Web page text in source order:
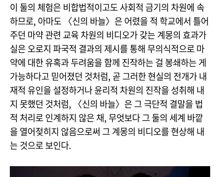
이 둘의 체험은 비합법적이고도 사회적 금기의 차원에 속
하므로, 아마도 〈신의 바늘〉은 어렸을 적 학교에서 틀어
주던 마약 관련 교육 차원의 비디오가 갖는 계몽의 효과가
실은 오로지 파국적 결과의 제시를 통해 무의식적으로 마
약에 대한 유혹과 두려움을 함께 진작하는 걸 봉쇄하는 게
가능하다고 믿어졌던 것처럼, 곧 그러한 현실의 전개가 내
재적 유인을 설정하거나 윤리적 차원의 진작을 성취해 내
지 못했던 것처럼, 〈신의 바늘〉은 그 극단적 결말을 법
적 처리로 인계하지 않은 채, 무엇보다 그 둘의 세계 바깥
을 열어젖히지 않음으로써 그 계몽의 비디오를 현상해 내
는 것으로 보인다.